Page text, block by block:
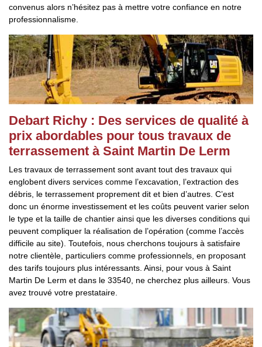
convenus alors n’hésitez pas à mettre votre confiance en notre
professionnalisme.
Debart Richy : Des services de qualité à
prix abordables pour tous travaux de
terrassement à Saint Martin De Lerm
Les travaux de terrassement sont avant tout des travaux qui
englobent divers services comme l’excavation, l’extraction des
débris, le terrassement proprement dit et bien d’autres. C’est
donc un énorme investissement et les coûts peuvent varier selon
le type et la taille de chantier ainsi que les diverses conditions qui
peuvent compliquer la réalisation de l’opération (comme l’accès
difficile au site). Toutefois, nous cherchons toujours à satisfaire
notre clientèle, particuliers comme professionnels, en proposant
des tarifs toujours plus intéressants. Ainsi, pour vous à Saint
Martin De Lerm et dans le 33540, ne cherchez plus ailleurs. Vous
avez trouvé votre prestataire.